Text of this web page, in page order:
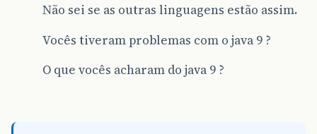
Não sei se as outras linguagens estão assim.
Vocês tiveram problemas com o java 9 ?
O que vocês acharam do java 9 ?